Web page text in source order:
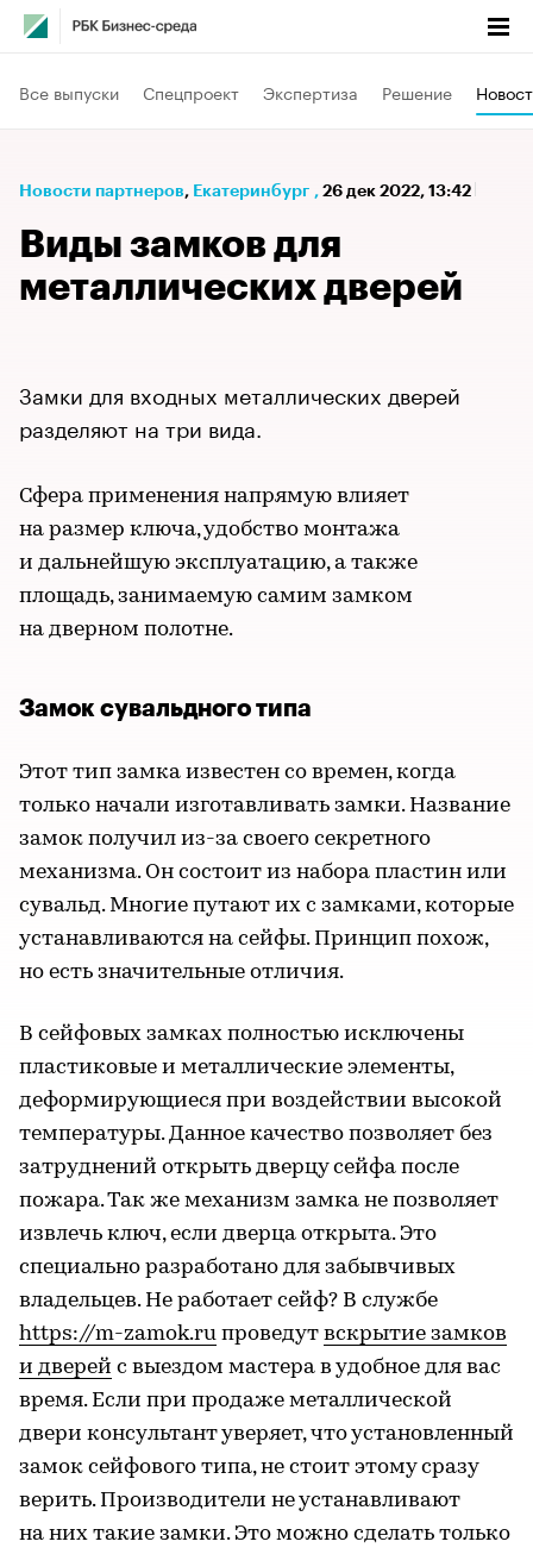
Все выпуски Спецпроект Экспертиза Решение
Новости партнеров⁠, Екатеринбург , 26 дек 2022, 13:42
Виды замков для
металлических дверей
Замки для входных металлических дверей
разделяют на три вида.
Сфера применения напрямую влияет
на размер ключа, удобство монтажа
и дальнейшую эксплуатацию, а также
площадь, занимаемую самим замком
на дверном полотне.
Замок сувальдного типа
Этот тип замка известен со времен, когда
только начали изготавливать замки. Название
замок получил из-за своего секретного
механизма. Он состоит из набора пластин или
сувальд. Многие путают их с замками, которые
устанавливаются на сейфы. Принцип похож,
но есть значительные отличия.
В сейфовых замках полностью исключены
пластиковые и металлические элементы,
деформирующиеся при воздействии высокой
температуры. Данное качество позволяет без
затруднений открыть дверцу сейфа после
пожара. Так же механизм замка не позволяет
извлечь ключ, если дверца открыта. Это
специально разработано для забывчивых
владельцев. Не работает сейф? В службе
https://m-zamok.ru проведут вскрытие замков
и дверей с выездом мастера в удобное для вас
время. Если при продаже металлической
двери консультант уверяет, что установленный
замок сейфового типа, не стоит этому сразу
верить. Производители не устанавливают
на них такие замки. Это можно сделать только